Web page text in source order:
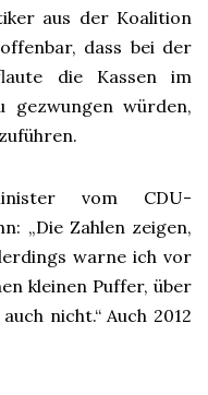
aus der Koalition
dass bei der
die Kassen im
gezwungen würden,
vom CDU-
„Die Zahlen zeigen,
warne ich vor
kleinen Puffer, über
nicht.“ Auch 2012